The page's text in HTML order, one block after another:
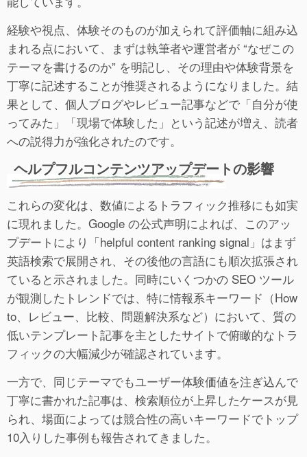
経験や視点、体験そのものが加えられて評価軸に組み込
まれる点において、まずは執筆者や運営者が “なぜこの
テーマを書けるのか” を明記し、その理由や体験背景を
丁寧に記述することが推奨されるようになりました。結
果として、個人ブログやレビュー記事などで「自分が使
ってみた」「現場で体験した」という記述が増え、読者
への説得力が強化されたのです。
ヘルプフルコンテンツアップデートの影響
これらの変化は、数値によるトラフィック推移にも如実
に現れました。Google の公式声明によれば、このアッ
プデートにより「helpful content ranking signal」はまず
英語検索で展開され、その後他の言語にも順次拡張され
ていると示されました。同時にいくつかの SEO ツール
が観測したトレンドでは、特に情報系キーワード（How
to、レビュー、比較、問題解決系など）において、質の
低いテンプレート記事を主としたサイトで俯瞰的なトラ
フィックの大幅減少が確認されています。
一方で、同じテーマでもユーザー体験価値を注ぎ込んで
丁寧に書かれた記事は、検索順位が上昇したケースが見
られ、場面によっては競合性の高いキーワードでトップ
10入りした事例も報告されてきました。